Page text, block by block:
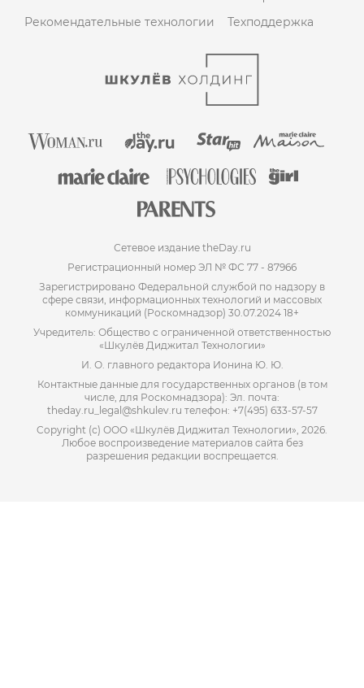
Рекомендательные технологии
Техподдержка
Сетевое издание theDay.ru
Регистрационный номер ЭЛ № ФС 77 - 87966
Зарегистрировано Федеральной службой по надзору в
сфере связи, информационных технологий и массовых
коммуникаций (Роскомнадзор) 30.07.2024 18+
Учредитель: Общество с ограниченной ответственностью
«Шкулёв Диджитал Технологии»
И. О. главного редактора Ионина Ю. Ю.
Контактные данные для государственных органов (в том
числе, для Роскомнадзора): Эл. почта:
theday.ru_legal@shkulev.ru телефон: +7(495) 633-57-57
Copyright (с) ООО «Шкулёв Диджитал Технологии», 2026.
Любое воспроизведение материалов сайта без
разрешения редакции воспрещается.